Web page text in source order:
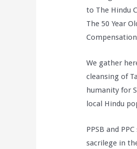
to The Hindu
The 50 Year
We gather
cleansing of
humanity for
local Hindu
PPSB and
sacrilege in